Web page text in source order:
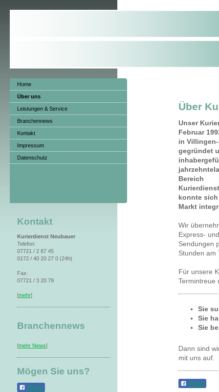
Über
Unser
Februar
in
gegründet
Bereich
konnte
Markt
Wir
Express-
Sendungen
Stunden am
Für unsere
Termintreue
Sie
Sie
Sie
Dann sind
mit uns auf.
Teilen
Home
Über uns
Leistungen & Service
Branchennews
Kontakt
Impressum
Datenschutz
Kontakt
Kurierdienst Neubauer
Telefon:
07721 / 2 87 45
0172 / 40 20 27 0 (24h)
Fax:
07721 / 3 20 79
[mehr]
Branchennews
[mehr News]
Mögen Sie uns?
Teilen